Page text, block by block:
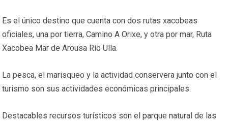
Es el único destino que cuenta con dos rutas xacobeas
oficiales, una por tierra, Camino A Orixe, y otra por mar, Ruta
Xacobea Mar de Arousa Río Ulla.
La pesca, el marisqueo y la actividad conservera junto con el
turismo son sus actividades económicas principales.
Destacables recursos turísticos son el parque natural de las